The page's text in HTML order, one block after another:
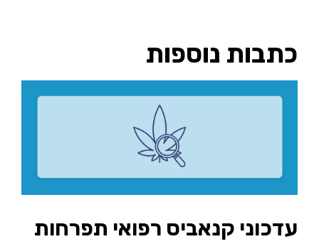
כתבות נוספות
עדכוני קנאביס רפואי תפרחות